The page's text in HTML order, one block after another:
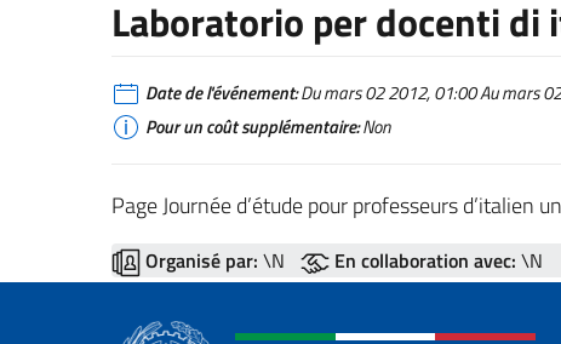
Laboratorio per docenti di
Date de l'événement:Du mars 02 2012, 01:00 Au mars
Pour un coût supplémentaire:Non
Page Journée d’étude pour professeurs
Organisé par: \N En collaboration avec: \N